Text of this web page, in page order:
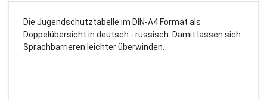
Die Jugendschutztabelle im DIN-A4 Format als
Doppelübersicht in deutsch - russisch. Damit lassen sich
Sprachbarrieren leichter überwinden.